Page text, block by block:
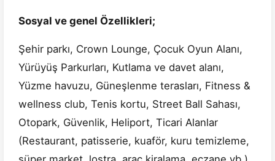
Sosyal ve genel Özellikleri;
Şehir parkı, Crown Lounge, Çocuk Oyun Alanı,
Yürüyüş Parkurları, Kutlama ve davet alanı,
Yüzme havuzu, Güneşlenme terasları, Fitness &
wellness club, Tenis kortu, Street Ball Sahası,
Otopark, Güvenlik, Heliport, Ticari Alanlar
(Restaurant, patisserie, kuaför, kuru temizleme,